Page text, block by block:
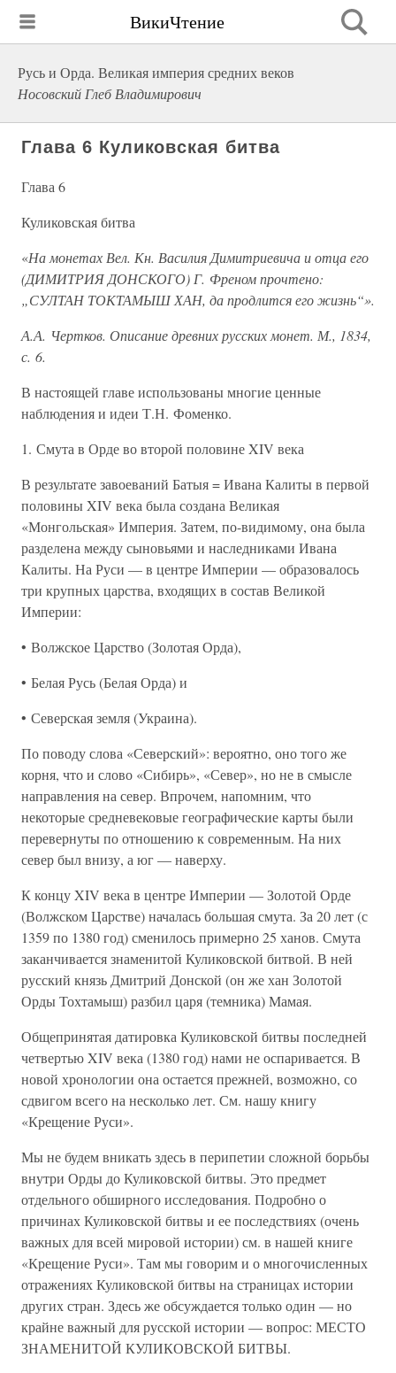
ВикиЧтение
Русь и Орда. Великая империя средних веков
Носовский Глеб Владимирович
Глава 6 Куликовская битва
Глава 6
Куликовская битва
«На монетах Вел. Кн. Василия Димитриевича и отца его
(ДИМИТРИЯ ДОНСКОГО) Г. Френом прочтено:
„СУЛТАН ТОКТАМЫШ ХАН, да продлится его жизнь“».
А.А. Чертков. Описание древних русских монет. М., 1834,
с. 6.
В настоящей главе использованы многие ценные
наблюдения и идеи Т.Н. Фоменко.
1. Смута в Орде во второй половине XIV века
В результате завоеваний Батыя = Ивана Калиты в первой
половины XIV века была создана Великая
«Монгольская» Империя. Затем, по-видимому, она была
разделена между сыновьями и наследниками Ивана
Калиты. На Руси — в центре Империи — образовалось
три крупных царства, входящих в состав Великой
Империи:
• Волжское Царство (Золотая Орда),
• Белая Русь (Белая Орда) и
• Северская земля (Украина).
По поводу слова «Северский»: вероятно, оно того же
корня, что и слово «Сибирь», «Север», но не в смысле
направления на север. Впрочем, напомним, что
некоторые средневековые географические карты были
перевернуты по отношению к современным. На них
север был внизу, а юг — наверху.
К концу XIV века в центре Империи — Золотой Орде
(Волжском Царстве) началась большая смута. За 20 лет (с
1359 по 1380 год) сменилось примерно 25 ханов. Смута
заканчивается знаменитой Куликовской битвой. В ней
русский князь Дмитрий Донской (он же хан Золотой
Орды Тохтамыш) разбил царя (темника) Мамая.
Общепринятая датировка Куликовской битвы последней
четвертью XIV века (1380 год) нами не оспаривается. В
новой хронологии она остается прежней, возможно, со
сдвигом всего на несколько лет. См. нашу книгу
«Крещение Руси».
Мы не будем вникать здесь в перипетии сложной борьбы
внутри Орды до Куликовской битвы. Это предмет
отдельного обширного исследования. Подробно о
причинах Куликовской битвы и ее последствиях (очень
важных для всей мировой истории) см. в нашей книге
«Крещение Руси». Там мы говорим и о многочисленных
отражениях Куликовской битвы на страницах истории
других стран. Здесь же обсуждается только один — но
крайне важный для русской истории — вопрос: МЕСТО
ЗНАМЕНИТОЙ КУЛИКОВСКОЙ БИТВЫ.